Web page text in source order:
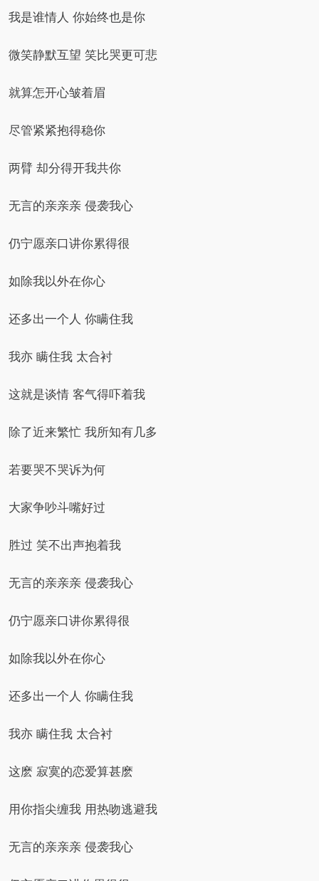
我是谁情人 你始终也是你
微笑静默互望 笑比哭更可悲
就算怎开心皱着眉
尽管紧紧抱得稳你
两臂 却分得开我共你
无言的亲亲亲 侵袭我心
仍宁愿亲口讲你累得很
如除我以外在你心
还多出一个人 你瞒住我
我亦 瞒住我 太合衬
这就是谈情 客气得吓着我
除了近来繁忙 我所知有几多
若要哭不哭诉为何
大家争吵斗嘴好过
胜过 笑不出声抱着我
无言的亲亲亲 侵袭我心
仍宁愿亲口讲你累得很
如除我以外在你心
还多出一个人 你瞒住我
我亦 瞒住我 太合衬
这麽 寂寞的恋爱算甚麽
用你指尖缠我 用热吻逃避我
无言的亲亲亲 侵袭我心